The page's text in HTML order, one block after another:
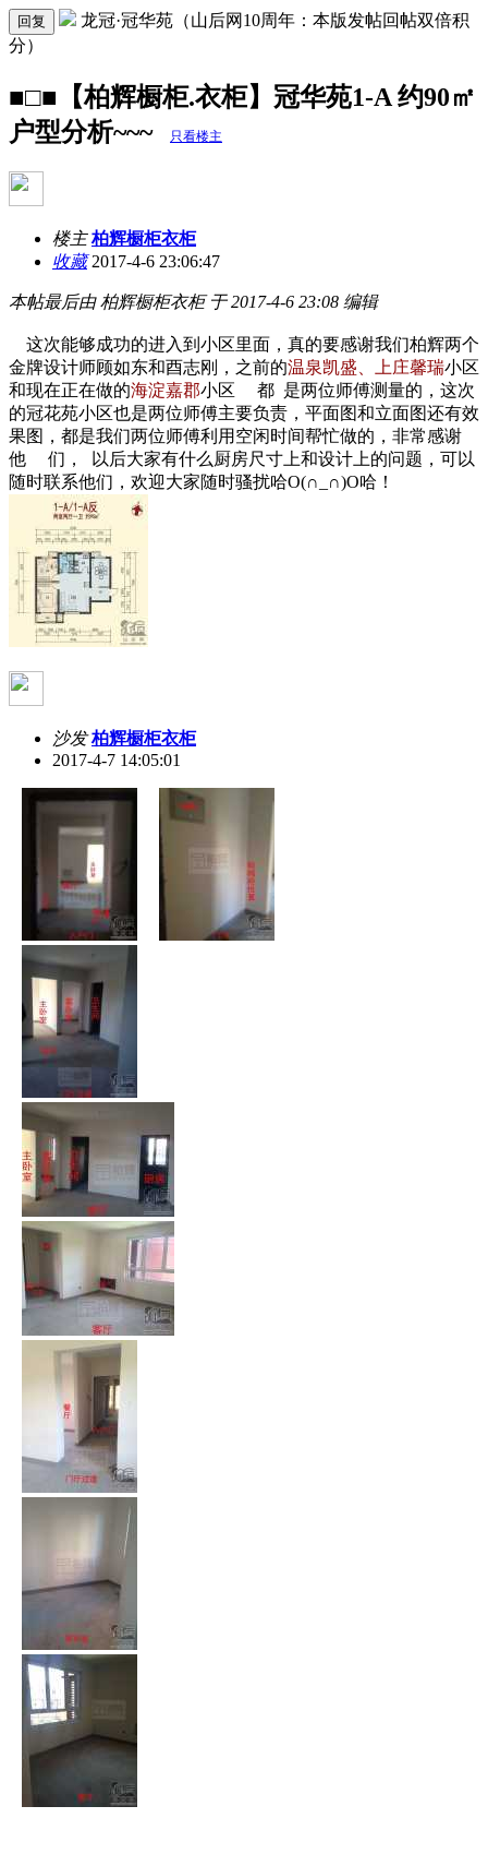
回复
龙冠·冠华苑（山后网10周年：本版发帖回帖双倍积
分）
■□■【柏辉橱柜.衣柜】冠华苑1-A 约90㎡
户型分析~~~
只看楼主
楼主 柏辉橱柜衣柜
收藏2017-4-6 23:06:47
本帖最后由 柏辉橱柜衣柜 于 2017-4-6 23:08 编辑
这次能够成功的进入到小区里面，真的要感谢我们柏辉两个
金牌设计师顾如东和酉志刚，之前的温泉凯盛、上庄馨瑞小区
和现在正在做的海淀嘉郡小区 都 是两位师傅测量的，这次
的冠花苑小区也是两位师傅主要负责，平面图和立面图还有效
果图，都是我们两位师傅利用空闲时间帮忙做的，非常感谢
他 们， 以后大家有什么厨房尺寸上和设计上的问题，可以
随时联系他们，欢迎大家随时骚扰哈O(∩_∩)O哈！
沙发 柏辉橱柜衣柜
2017-4-7 14:05:01